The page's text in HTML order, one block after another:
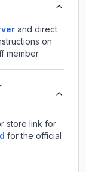
and direct
on
member.
store link for
for the official